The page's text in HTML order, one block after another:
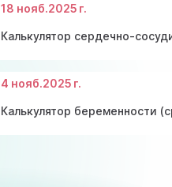
18 нояб.2025 г.
Калькулятор сердечно-
4 нояб.2025 г.
Калькулятор беременности